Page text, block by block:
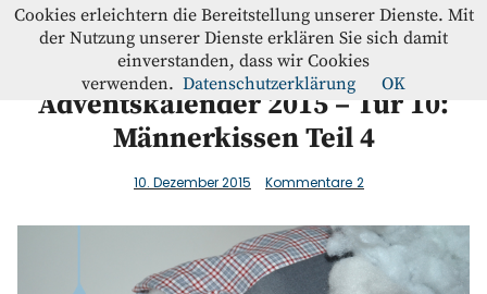
Westfalenstoffe-Blog
Adventskalender 2015 – Tür 10:
Männerkissen Teil 4
10. Dezember 2015 Kommentare 2
Cookies erleichtern die Bereitstellung unserer Dienste. Mit
der Nutzung unserer Dienste erklären Sie sich damit
einverstanden, dass wir Cookies
verwenden. Datenschutzerklärung OK